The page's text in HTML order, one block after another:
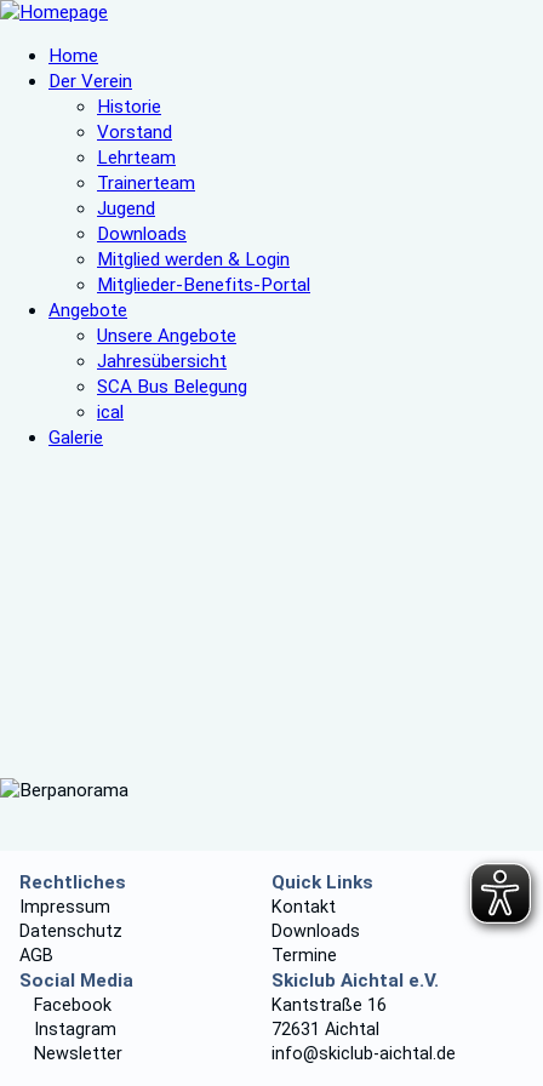
Home
Der Verein
Historie
Vorstand
Lehrteam
Trainerteam
Jugend
Downloads
Mitglied werden & Login
Mitglieder-Benefits-Portal
Angebote
Unsere Angebote
Jahresübersicht
SCA Bus Belegung
ical
Galerie
Rechtliches
Impressum
Datenschutz
AGB
Quick Links
Kontakt
Downloads
Termine
Social Media
Facebook
Instagram
Newsletter
Skiclub Aichtal e.V.
Kantstraße 16
72631 Aichtal
info@skiclub-aichtal.de